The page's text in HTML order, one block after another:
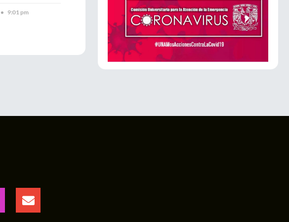
9:01 pm